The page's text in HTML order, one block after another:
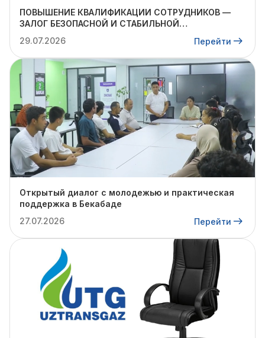
ПОВЫШЕНИЕ КВАЛИФИКАЦИИ СОТРУДНИКОВ —
ЗАЛОГ БЕЗОПАСНОЙ И СТАБИЛЬНОЙ
29.07.2026 Перейти
Открытый диалог с молодежью и практическая
поддержка в Бекабаде
27.07.2026
Перейти